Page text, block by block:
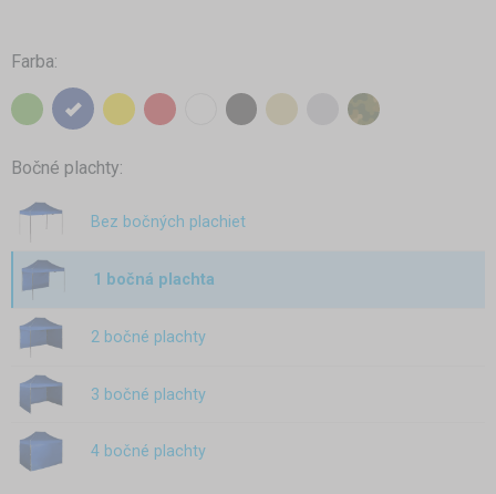
Farba:
Bočné plachty:
Bez bočných plachiet
1 bočná plachta
2 bočné plachty
3 bočné plachty
4 bočné plachty